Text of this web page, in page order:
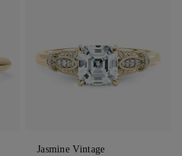
Jasmine Vintage